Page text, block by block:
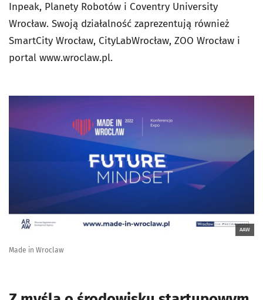
Inpeak, Planety Robotów i Coventry University
Wrocław. Swoją działalność zaprezentują również
SmartCity Wrocław, CityLabWrocław, ZOO Wrocław i
portal www.wroclaw.pl.
AAW
Made in Wroclaw